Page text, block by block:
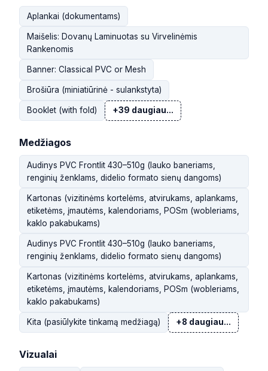
Aplankai (dokumentams)
Maišelis: Dovanų Laminuotas su Virvelinėmis
Rankenomis
Banner: Classical PVC or Mesh
Brošiūra (miniatiūrinė - sulankstyta)
Booklet (with fold) +39 daugiau...
Medžiagos
Audinys PVC Frontlit 430–510g (lauko baneriams,
renginių ženklams, didelio formato sienų dangoms)
Kartonas (vizitinėms kortelėms, atvirukams, aplankams,
etiketėms, įmautėms, kalendoriams, POSm (wobleriams,
kaklo pakabukams)
Audinys PVC Frontlit 430–510g (lauko baneriams,
renginių ženklams, didelio formato sienų dangoms)
Kartonas (vizitinėms kortelėms, atvirukams, aplankams,
etiketėms, įmautėms, kalendoriams, POSm (wobleriams,
kaklo pakabukams)
Kita (pasiūlykite tinkamą medžiagą) +8 daugiau...
Vizualai